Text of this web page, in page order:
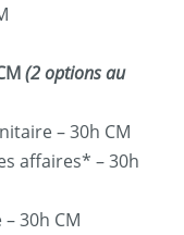
(2 options au
– 30h CM
affaires* – 30h
30h CM